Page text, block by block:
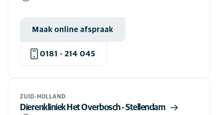
Maak online afspraak
0181 - 214 045
ZUID-HOLLAND
Dierenkliniek Het Overbosch - Stellendam